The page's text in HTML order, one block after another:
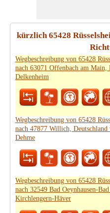
kürzlich 65428
Wegbeschreibung von 65428
nach 63071 Offenbach am Main,
Delkenheim
Wegbeschreibung von 65428
nach 47877 Willich, Deutschland
Dehme
Wegbeschreibung von 65428
nach 32549 Bad Oeynhausen-
Kirchlengern-Häver